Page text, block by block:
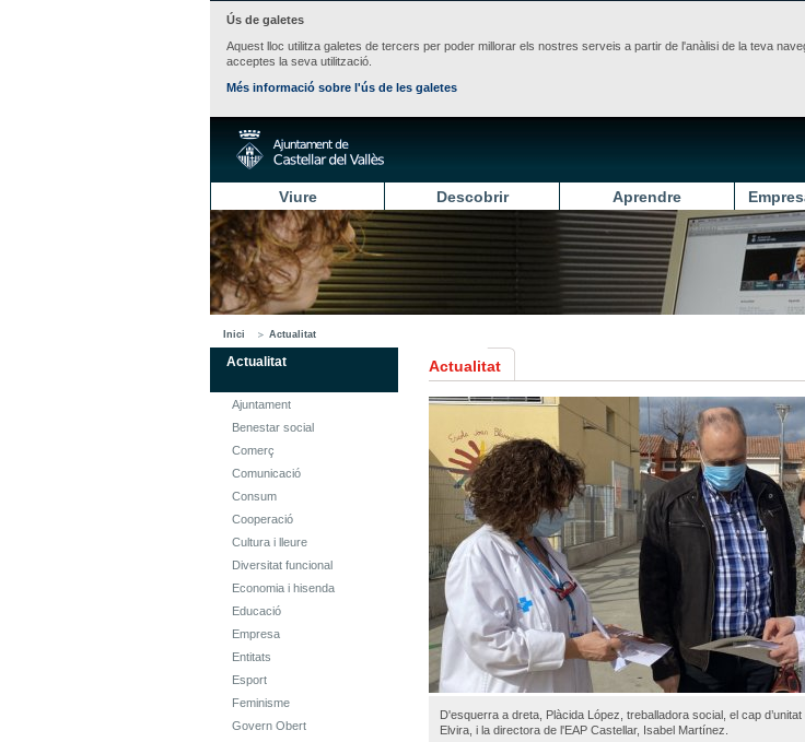
Ús de galetes
Aquest lloc utilitza galetes de tercers per poder millorar els nostres serveis a partir de l'anàlisi de la teva
acceptes la seva utilització.
Més informació sobre l'ús de les galetes
Viure Descobrir Aprendre
Inici Actualitat
Actualitat
Ajuntament
Benestar social
Comerç
Comunicació
Consum
Cooperació
Cultura i lleure
Diversitat funcional
Economia i hisenda
Educació
Empresa
Entitats
Esport
Feminisme
Govern Obert
Actualitat
D'esquerra a dreta, Plàcida López, treballadora social, el cap
Elvira, i la directora de l'EAP Castellar, Isabel Martínez.